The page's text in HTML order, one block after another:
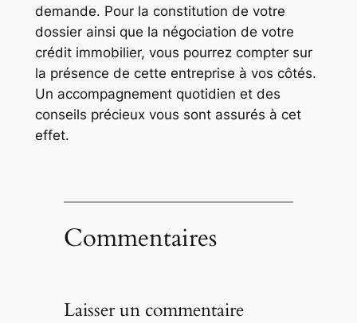
demande. Pour la constitution de votre
dossier ainsi que la négociation de votre
crédit immobilier, vous pourrez compter sur
la présence de cette entreprise à vos côtés.
Un accompagnement quotidien et des
conseils précieux vous sont assurés à cet
effet.
Commentaires
Laisser un commentaire